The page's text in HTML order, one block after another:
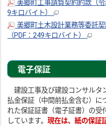
美郷町工事請負契約約款（
9キロバイト）
美郷町土木設計業務等委託
（PDF：249キロバイト）
電子保証
建設工事及び建設コンサルタ
払金保証（中間前払金含む）に
れた保証証書（電子証書）の受
しています。現在は、紙の保証